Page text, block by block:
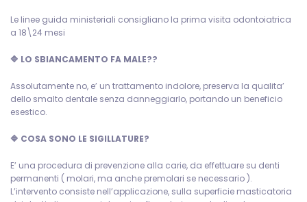
Le linee guida ministeriali consigliano la prima visita odontoiatrica
a 18\24 mesi
🔷 LO SBIANCAMENTO FA MALE??
Assolutamente no, e’ un trattamento indolore, preserva la qualita’
dello smalto dentale senza danneggiarlo, portando un beneficio
esestico.
🔷 COSA SONO LE SIGILLATURE?
E’ una procedura di prevenzione alla carie, da effettuare su denti
permanenti ( molari, ma anche premolari se necessario ).
L’intervento consiste nell’applicazione, sulla superficie masticatoria